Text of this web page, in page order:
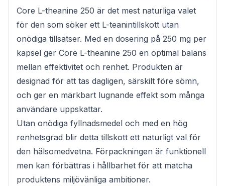
Core L-theanine 250 är det mest naturliga valet
för den som söker ett L-teanintillskott utan
onödiga tillsatser. Med en dosering på 250 mg per
kapsel ger Core L-theanine 250 en optimal balans
mellan effektivitet och renhet. Produkten är
designad för att tas dagligen, särskilt före sömn,
och ger en märkbart lugnande effekt som många
användare uppskattar.
Utan onödiga fyllnadsmedel och med en hög
renhetsgrad blir detta tillskott ett naturligt val för
den hälsomedvetna. Förpackningen är funktionell
men kan förbättras i hållbarhet för att matcha
produktens miljövänliga ambitioner.